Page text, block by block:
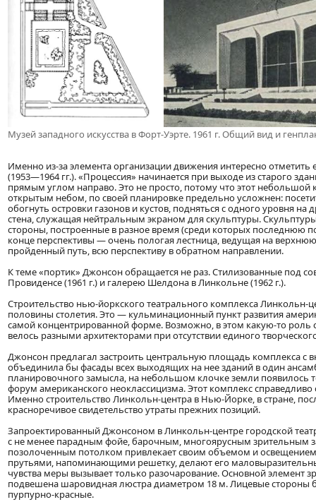
Музей западного искусства в Форт-Уэрте. 1961 г. Общий вид и
Именно из-за элемента организации движения интересно
(1953—1964 гг.). «Процессия» начинается при выходе из старого
прямым углом направо. Это не просто, потому что этот
открытым небом, по своей планировке предельно усложнен:
обогнуть островки газонов и кустов, подняться с одного уровня
стена, служащая нейтральным экраном для скульптуры.
стороны, построенные в разное время (среди которых последнюю
конце перспективы — очень пологая лестница, ведущая на
пройденный путь, всю перспективу в обратном направлении.
К теме «портик» Джонсон обращается не раз. Стилизованные под
Провиденсе (1961 г.) и галерею Шелдона в Линкольне (1962 г.).
Строительство нью-йоркского театрального комплекса
половины столетия. Это — кульминационный пункт развития
самой концентрированной форме. Возможно, в этом какую-то роль
велось разными архитекторами при отсутствии единого
Джонсон предлагал застроить центральную площадь комплекса с
объединила бы фасады всех выходящих на нее зданий в один
планировочного замысла, на небольшом клочке земли
форум американского неоклассицизма. Этот комплекс
Именно строительство Линкольн-центра в Нью-Йорке, в стране,
красноречивое свидетельство утраты прежних позиций.
Запроектированный Джонсоном в Линкольн-центре городской
с не менее парадным фойе, барочным, многоярусным зрительным
позолоченным потолком привлекает своим объемом и
прутьями, напоминающими решетку, делают его
чувства меры вызывает только разочарование. Основной элемент
подвешена шаровидная люстра диаметром 18 м. Лицевые стороны
пурпурно-красные.